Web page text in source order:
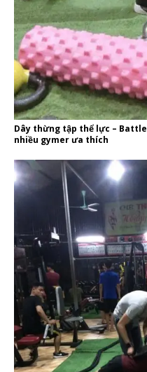
Dây thừng tập thể lực –
nhiều gymer ưa thích